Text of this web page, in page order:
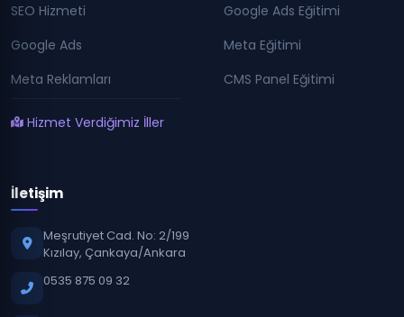
SEO Hizmeti
Google Ads
Meta Reklamları
Hizmet Verdiğimiz İller
Google Ads Eğitimi
Meta Eğitimi
CMS Panel Eğitimi
İletişim
Meşrutiyet Cad. No: 2/199
Kızılay, Çankaya/Ankara
0535 875 09 32